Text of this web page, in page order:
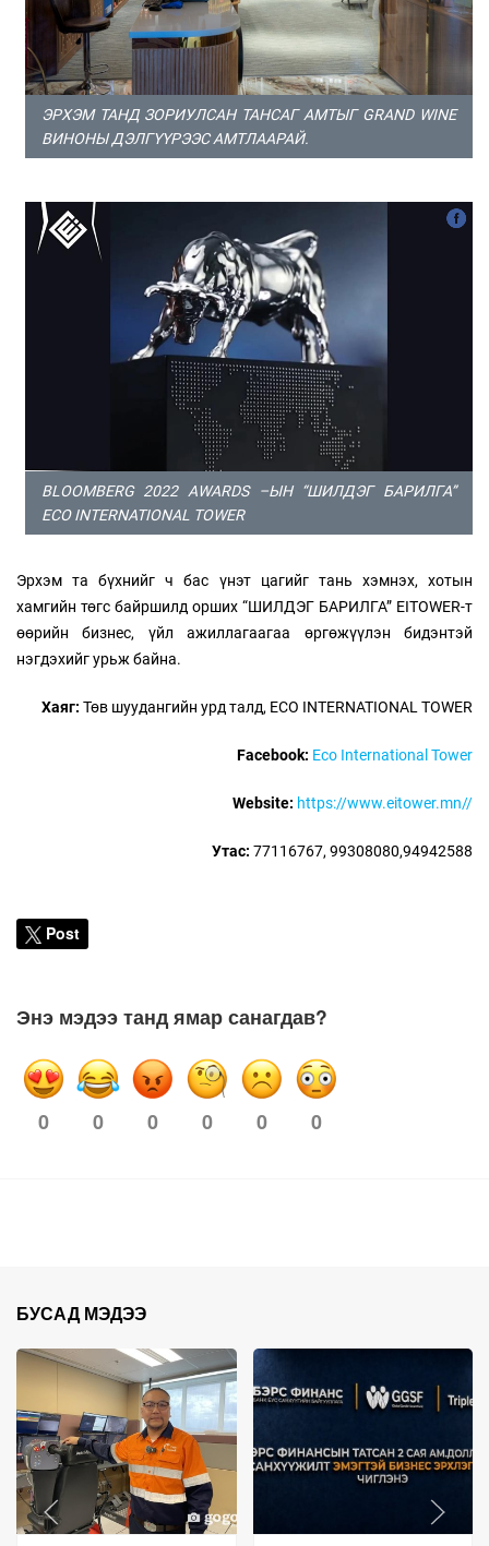
ЭРХЭМ ТАНД ЗОРИУЛСАН ТАНСАГ АМТЫГ GRAND WINE
ВИНОНЫ ДЭЛГҮҮРЭЭС АМТЛААРАЙ.
BLOOMBERG 2022 AWARDS –ЫН “ШИЛДЭГ БАРИЛГА”
ECO INTERNATIONAL TOWER
Эрхэм та бүхнийг ч бас үнэт цагийг тань хэмнэх, хотын
хамгийн төгс байршилд орших “ШИЛДЭГ БАРИЛГА” EITOWER-т
өөрийн бизнес, үйл ажиллагаагаа өргөжүүлэн бидэнтэй
нэгдэхийг урьж байна.
Хаяг: Төв шуудангийн урд талд, ECO INTERNATIONAL TOWER
Facebook: Eco International Tower
Website: https://www.eitower.mn//
Утас: 77116767, 99308080,94942588
Post
Энэ мэдээ танд ямар санагдав?
0 0 0 0 0 0
БУСАД МЭДЭЭ